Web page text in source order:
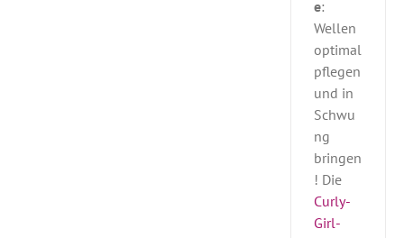
e:
Wellen
optimal
pflegen
und in
Schwu
ng
bringen
! Die
Curly-
Girl-